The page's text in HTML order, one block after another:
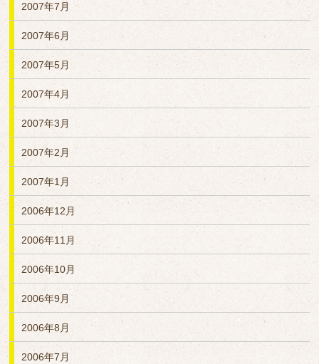
2007年7月
2007年6月
2007年5月
2007年4月
2007年3月
2007年2月
2007年1月
2006年12月
2006年11月
2006年10月
2006年9月
2006年8月
2006年7月